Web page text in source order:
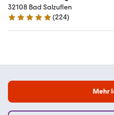
32108 Bad Salzuflen
4.9 Sterne
(224)
Mehr